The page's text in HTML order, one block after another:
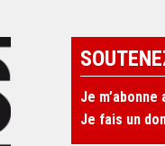
Je m’abonne
Je fais un